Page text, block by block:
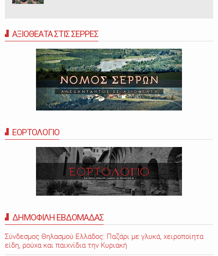
ΑΞΙΟΘΕΑΤΑ ΣΤΙΣ ΣΕΡΡΕΣ
ΕΟΡΤΟΛΟΓΙΟ
ΔΗΜΟΦΙΛΗ ΕΒΔΟΜΑΔΑΣ
Σύνδεσμος Θηλασμού Ελλάδος: Παζάρι με γλυκά, χειροποίητα
είδη, ρούχα και παιχνίδια την Κυριακή